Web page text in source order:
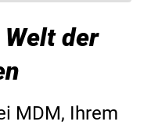
der
MDM, Ihrem